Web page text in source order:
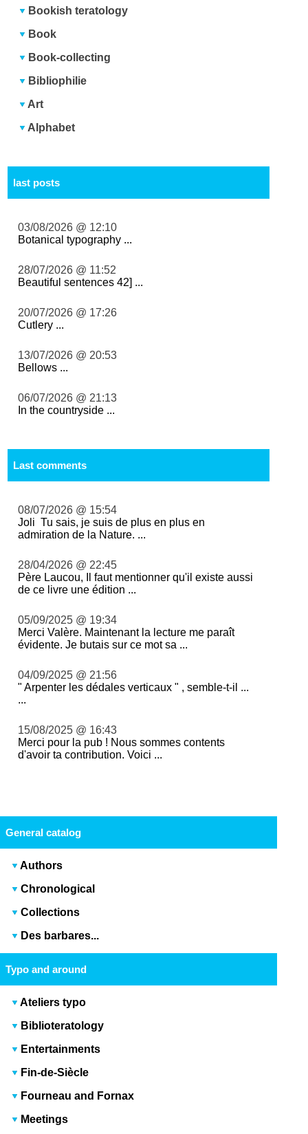
Bookish teratology
Book
Book-collecting
Bibliophilie
Art
Alphabet
last posts
03/08/2026 @ 12:10
Botanical typography ...
28/07/2026 @ 11:52
Beautiful sentences 42] ...
20/07/2026 @ 17:26
Cutlery ...
13/07/2026 @ 20:53
Bellows ...
06/07/2026 @ 21:13
In the countryside ...
Last comments
08/07/2026 @ 15:54
Joli Tu sais, je suis de plus en plus en
admiration de la Nature. ...
28/04/2026 @ 22:45
Père Laucou, Il faut mentionner qu'il existe aussi
de ce livre une édition ...
05/09/2025 @ 19:34
Merci Valère. Maintenant la lecture me paraît
évidente. Je butais sur ce mot sa ...
04/09/2025 @ 21:56
" Arpenter les dédales verticaux " , semble-t-il ...
...
15/08/2025 @ 16:43
Merci pour la pub ! Nous sommes contents
d'avoir ta contribution. Voici ...
General catalog
Authors
Chronological
Collections
Des barbares...
Typo and around
Ateliers typo
Biblioteratology
Entertainments
Fin-de-Siècle
Fourneau and Fornax
Meetings